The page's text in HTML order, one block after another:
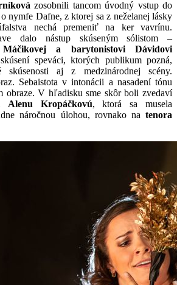
zosobnili tancom úvodný vstup do
nymfe Dafne, z ktorej sa z neželanej lásky
nechá premeniť na ker vavrínu.
dalo nástup skúseným sólistom –
a barytonistovi Dávidovi
speváci, ktorých publikum pozná,
skúsenosti aj z medzinárodnej scény.
Sebaistota v intonácii a nasadení tónu
obraze. V hľadisku sme skôr boli zvedaví
Alenu Kropáčkovú, ktorá sa musela
náročnou úlohou, rovnako na tenora